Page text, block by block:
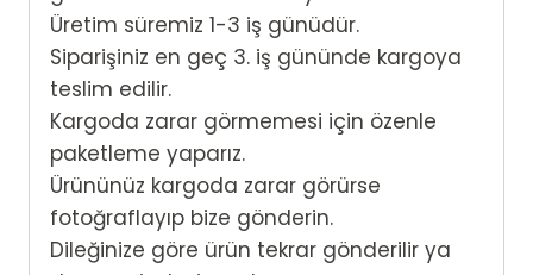
Üretim süremiz 1-3 iş günüdür.
Siparişiniz en geç 3. iş gününde kargoya
teslim edilir.
Kargoda zarar görmemesi için özenle
paketleme yaparız.
Ürününüz kargoda zarar görürse
fotoğraflayıp bize gönderin.
Dileğinize göre ürün tekrar gönderilir ya